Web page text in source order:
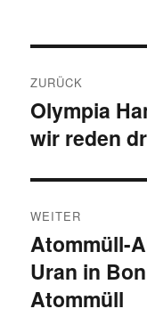
ZURÜCK
Vorheriger
Beitrag:
Olympia
wir reden
WEITER
Nächster
Beitrag:
Atommüll-
Uran in
Atommüll